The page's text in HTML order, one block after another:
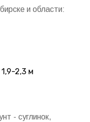
и области:
2,3 м
- суглинок,